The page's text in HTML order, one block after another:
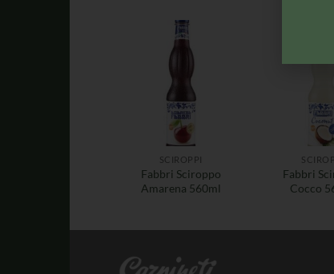
SCIROPPI
Fabbri Sciroppo
Amarena 560ml
Fabbri
Cocco